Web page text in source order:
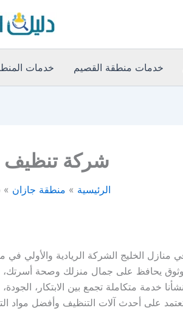
خدمات منطقة القصيم خدمات
شركة تنظيف
الرئيسية منطقة جازان
الخليج الشركة الريادية والأولي في
يحافظ على جمال منزلك وصحة أسرتك،
خدمة متكاملة تجمع بين الابتكار،
على أحدث آلات التنظيف وأفضل مواد